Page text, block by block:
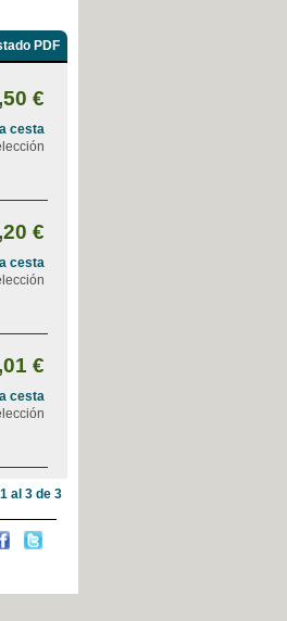
PDF
€
cesta
€
cesta
€
cesta
1 al 3 de 3